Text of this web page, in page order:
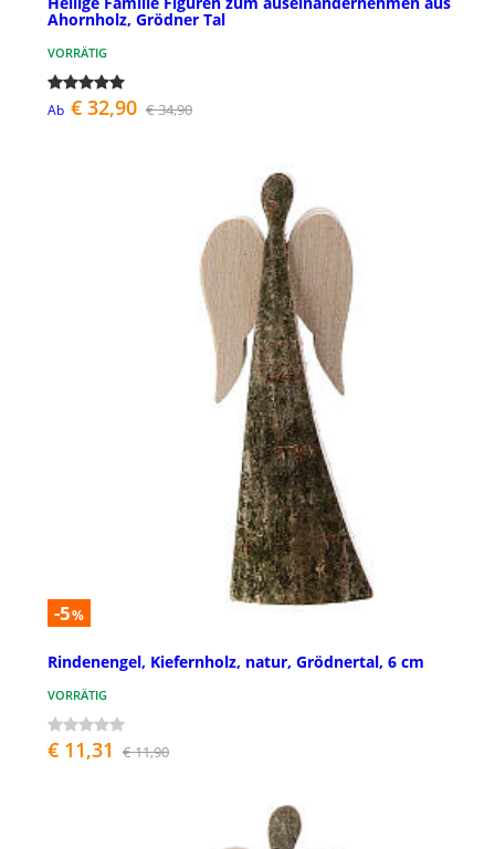
Ahornholz, Grödner Tal
VORRÄTIG
Ab € 32,90 € 34,90
-5%
Rindenengel, Kiefernholz, natur, Grödnertal, 6 cm
VORRÄTIG
€ 11,31 € 11,90